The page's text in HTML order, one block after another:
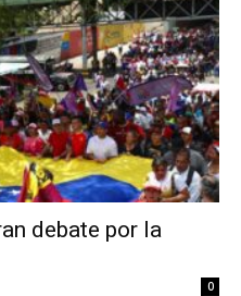
debate por la
0